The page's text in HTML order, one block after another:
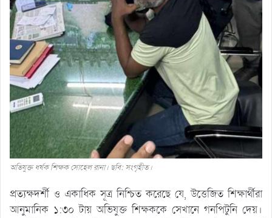
অভিযুক্ত ধর্ষক শিক্ষক সোহেল রানা। ছবি: সংগৃহীত।
প্রত্যক্ষদর্শী ও একাধিক সূত্র নিশ্চিত করেছে যে, উত্তেজিত শিক্ষার্থীরা
আনুমানিক ১:৩০ টায় অভিযুক্ত শিক্ষককে সেখানে গনপিটুনি দেয়।